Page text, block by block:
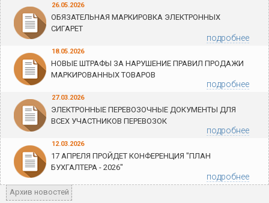
26.05.2026
ОБЯЗАТЕЛЬНАЯ МАРКИРОВКА ЭЛЕКТРОННЫХ
СИГАРЕТ
подробнее
18.05.2026
НОВЫЕ ШТРАФЫ ЗА НАРУШЕНИЕ ПРАВИЛ ПРОДАЖИ
МАРКИРОВАННЫХ ТОВАРОВ
подробнее
27.03.2026
ЭЛЕКТРОННЫЕ ПЕРЕВОЗОЧНЫЕ ДОКУМЕНТЫ ДЛЯ
ВСЕХ УЧАСТНИКОВ ПЕРЕВОЗОК
подробнее
12.03.2026
17 АПРЕЛЯ ПРОЙДЕТ КОНФЕРЕНЦИЯ "ПЛАН
БУХГАЛТЕРА - 2026"
подробнее
Архив новостей